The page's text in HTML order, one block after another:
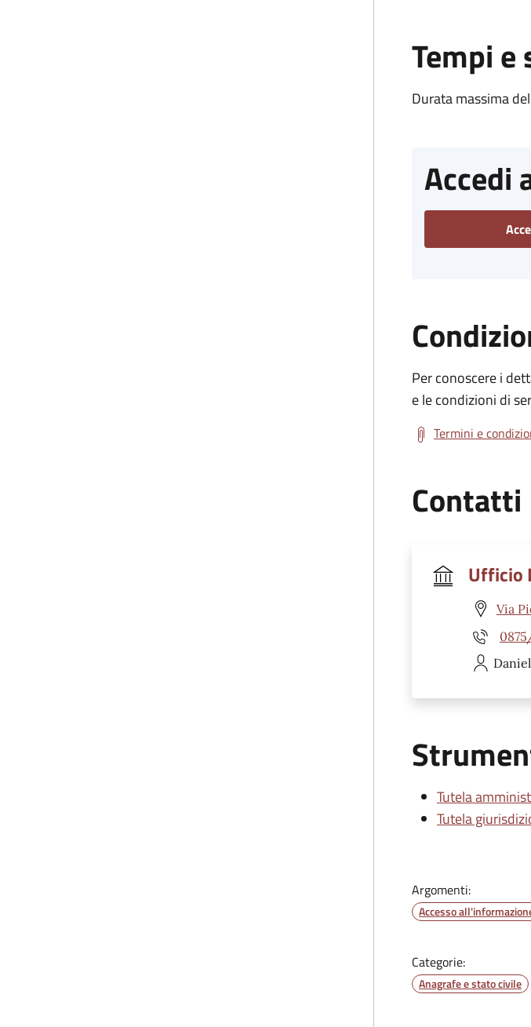
Tempi e
Durata massima
Accedi
Per conoscere i
e le condizioni di
Termini e
Contatti
Ufficio
Via
Tutela
Tutela
Argomenti:
Accesso
Categorie:
Anagrafe e stato civile